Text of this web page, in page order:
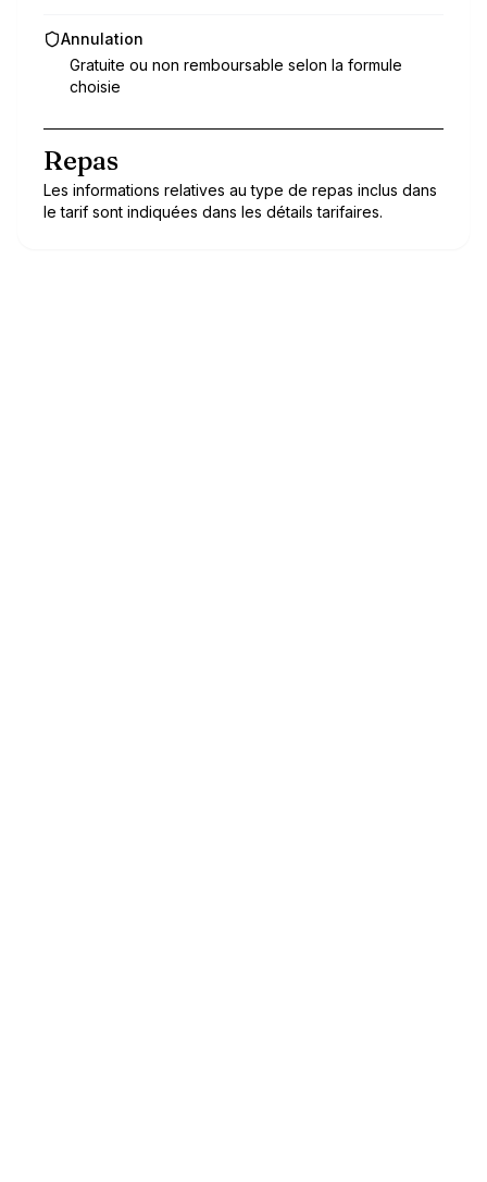
Annulation
Gratuite ou non remboursable selon la formule
choisie
Repas
Les informations relatives au type de repas inclus dans
le tarif sont indiquées dans les détails tarifaires.